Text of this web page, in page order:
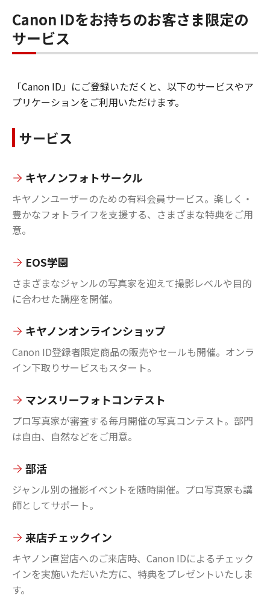
Canon IDをお持ちのお客さま限定の
サービス
「Canon ID」にご登録いただくと、以下のサービスやア
プリケーションをご利用いただけます。
サービス
キヤノンフォトサークル
キヤノンユーザーのための有料会員サービス。楽しく・
豊かなフォトライフを支援する、さまざまな特典をご用
意。
EOS学園
さまざまなジャンルの写真家を迎えて撮影レベルや目的
に合わせた講座を開催。
キヤノンオンラインショップ
Canon ID登録者限定商品の販売やセールも開催。オンラ
イン下取りサービスもスタート。
マンスリーフォトコンテスト
プロ写真家が審査する毎月開催の写真コンテスト。部門
は自由、自然などをご用意。
部活
ジャンル別の撮影イベントを随時開催。プロ写真家も講
師としてサポート。
来店チェックイン
キヤノン直営店へのご来店時、Canon IDによるチェック
インを実施いただいた方に、特典をプレゼントいたしま
す。